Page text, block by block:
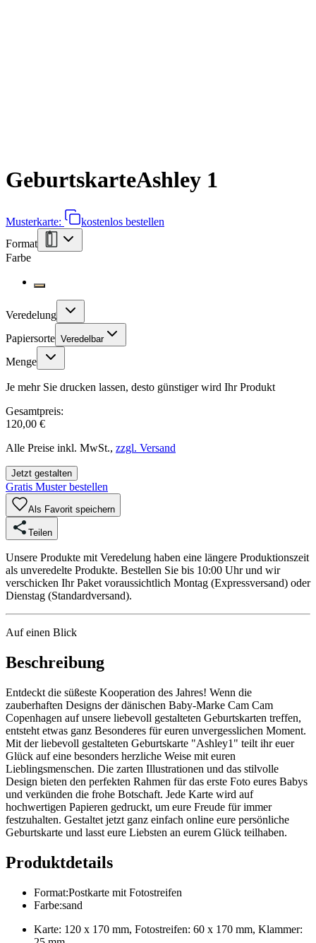
GeburtskarteAshley 1
Musterkarte:
kostenlos bestellen
Format
Farbe
Veredelung
Papiersorte Veredelbar
Menge
Je mehr Sie drucken lassen, desto günstiger wird Ihr Produkt
Gesamtpreis:
120,00 €
Alle Preise inkl. MwSt., zzgl. Versand
Jetzt gestalten
Gratis Muster bestellen
Als Favorit speichern
Teilen
Unsere Produkte mit Veredelung haben eine längere Produktionszeit
als unveredelte Produkte. Bestellen Sie bis 10:00 Uhr und wir
verschicken Ihr Paket voraussichtlich Montag (Expressversand) oder
Dienstag (Standardversand).
Auf einen Blick
Beschreibung
Entdeckt die süßeste Kooperation des Jahres! Wenn die
zauberhaften Designs der dänischen Baby-Marke Cam Cam
Copenhagen auf unsere liebevoll gestalteten Geburtskarten treffen,
entsteht etwas ganz Besonderes für euren unvergesslichen Moment.
Mit der liebevoll gestalteten Geburtskarte "Ashley1" teilt ihr euer
Glück auf eine besonders herzliche Weise mit euren
Lieblingsmenschen. Die zarten Illustrationen und das stilvolle
Design bieten den perfekten Rahmen für das erste Foto eures Babys
und verkünden die frohe Botschaft. Jede Karte wird auf
hochwertigen Papieren gedruckt, um eure Freude für immer
festzuhalten. Gestaltet jetzt ganz einfach online eure persönliche
Geburtskarte und lasst eure Liebsten an eurem Glück teilhaben.
Produktdetails
Format:Postkarte mit Fotostreifen
Farbe:sand
Karte: 120 x 170 mm, Fotostreifen: 60 x 170 mm, Klammer: